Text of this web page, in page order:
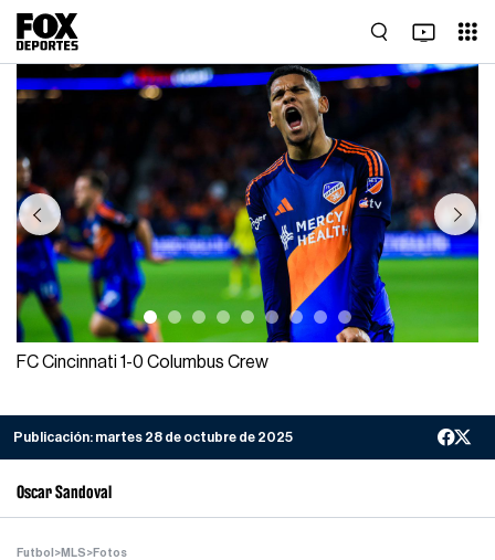
Previous Next
FC Cincinnati 1-0 Columbus Crew
Publicación: martes 28 de octubre de 2025
Oscar Sandoval
Futbol >MLS>Fotos